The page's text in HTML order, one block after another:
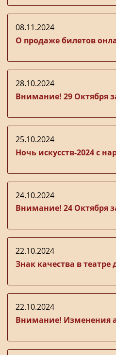
08.11.2024
О продаже билетов
28.10.2024
Внимание! 29 Октября
25.10.2024
Ночь искусств-2024 с
24.10.2024
Внимание! 24 Октября
22.10.2024
Знак качества в
22.10.2024
Внимание! Изменения